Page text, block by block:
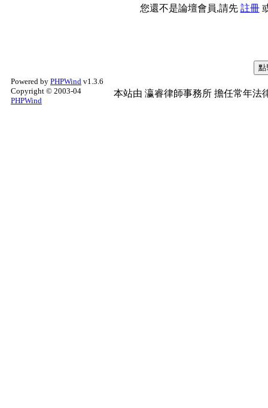
您還不是論壇會員,請先 註冊
Powered by PHPWind v1.3.6
Copyright © 2003-04
PHPWind
本站由 瀛睿律師事務所 擔任常年法